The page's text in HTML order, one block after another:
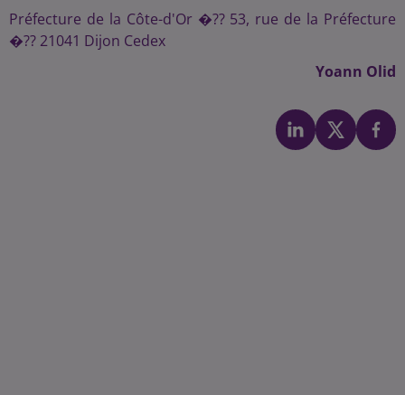
Préfecture de la Côte-d'Or �?? 53, rue de la Préfecture
�?? 21041 Dijon Cedex
Yoann Olid